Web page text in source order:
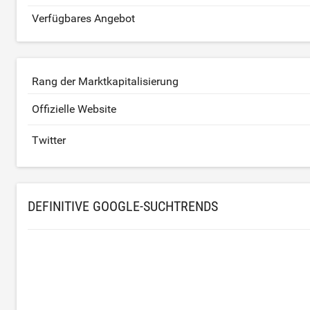
Verfügbares Angebot
Rang der Marktkapitalisierung
Offizielle Website
Twitter
DEFINITIVE GOOGLE-SUCHTRENDS